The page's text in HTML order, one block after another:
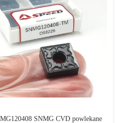
SNMG CVD powlekane